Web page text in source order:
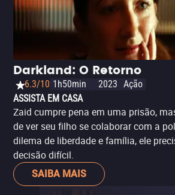
Darkland: O Retorno
6.3/10 1h50min 2023 Ação
ASSISTA EM CASA
Zaid cumpre pena em uma prisão,
de ver seu filho se colaborar com a
dilema de liberdade e família, ele
decisão difícil.
SAIBA MAIS